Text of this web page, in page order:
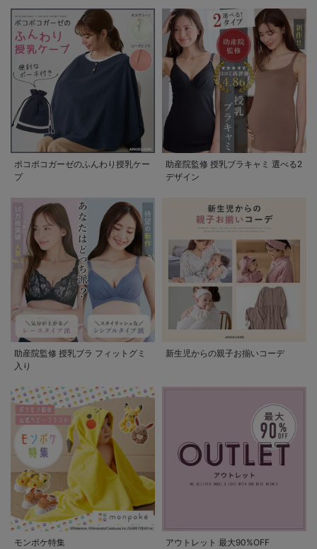
ポコポコガーゼのふんわり授乳ケー
プ
助産院監修 授乳ブラキャミ 選べる2
デザイン
助産院監修 授乳ブラ フィットグミ
入り
新生児からの親子お揃いコーデ
モンポケ特集 アウトレット 最大90%OFF